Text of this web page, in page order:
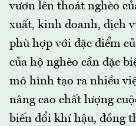
vươn lên thoát nghèo
xuất, kinh doanh, dịch
phù hợp với đặc điểm
của hộ nghèo cần đặc
mô hình tạo ra nhiều
nâng cao chất lượng
biến đổi khí hậu, đồng